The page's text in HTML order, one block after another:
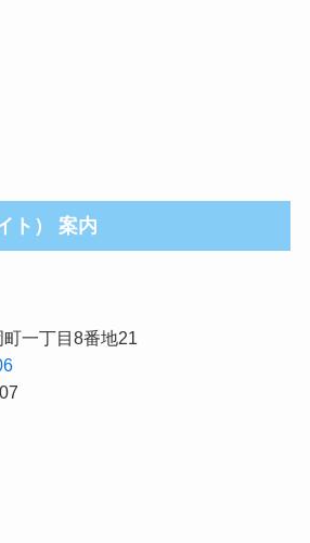
ト） 案内
一丁目8番地21